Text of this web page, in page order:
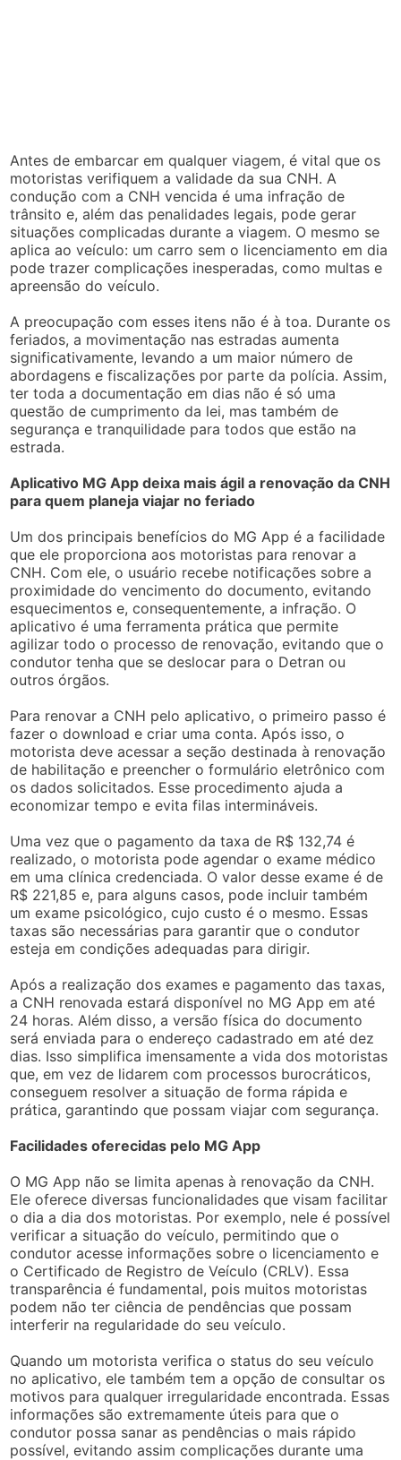
Antes de embarcar em qualquer viagem, é vital que os
motoristas verifiquem a validade da sua CNH. A
condução com a CNH vencida é uma infração de
trânsito e, além das penalidades legais, pode gerar
situações complicadas durante a viagem. O mesmo se
aplica ao veículo: um carro sem o licenciamento em dia
pode trazer complicações inesperadas, como multas e
apreensão do veículo.
A preocupação com esses itens não é à toa. Durante os
feriados, a movimentação nas estradas aumenta
significativamente, levando a um maior número de
abordagens e fiscalizações por parte da polícia. Assim,
ter toda a documentação em dias não é só uma
questão de cumprimento da lei, mas também de
segurança e tranquilidade para todos que estão na
estrada.
Aplicativo MG App deixa mais ágil a renovação da CNH
para quem planeja viajar no feriado
Um dos principais benefícios do MG App é a facilidade
que ele proporciona aos motoristas para renovar a
CNH. Com ele, o usuário recebe notificações sobre a
proximidade do vencimento do documento, evitando
esquecimentos e, consequentemente, a infração. O
aplicativo é uma ferramenta prática que permite
agilizar todo o processo de renovação, evitando que o
condutor tenha que se deslocar para o Detran ou
outros órgãos.
Para renovar a CNH pelo aplicativo, o primeiro passo é
fazer o download e criar uma conta. Após isso, o
motorista deve acessar a seção destinada à renovação
de habilitação e preencher o formulário eletrônico com
os dados solicitados. Esse procedimento ajuda a
economizar tempo e evita filas intermináveis.
Uma vez que o pagamento da taxa de R$ 132,74 é
realizado, o motorista pode agendar o exame médico
em uma clínica credenciada. O valor desse exame é de
R$ 221,85 e, para alguns casos, pode incluir também
um exame psicológico, cujo custo é o mesmo. Essas
taxas são necessárias para garantir que o condutor
esteja em condições adequadas para dirigir.
Após a realização dos exames e pagamento das taxas,
a CNH renovada estará disponível no MG App em até
24 horas. Além disso, a versão física do documento
será enviada para o endereço cadastrado em até dez
dias. Isso simplifica imensamente a vida dos motoristas
que, em vez de lidarem com processos burocráticos,
conseguem resolver a situação de forma rápida e
prática, garantindo que possam viajar com segurança.
Facilidades oferecidas pelo MG App
O MG App não se limita apenas à renovação da CNH.
Ele oferece diversas funcionalidades que visam facilitar
o dia a dia dos motoristas. Por exemplo, nele é possível
verificar a situação do veículo, permitindo que o
condutor acesse informações sobre o licenciamento e
o Certificado de Registro de Veículo (CRLV). Essa
transparência é fundamental, pois muitos motoristas
podem não ter ciência de pendências que possam
interferir na regularidade do seu veículo.
Quando um motorista verifica o status do seu veículo
no aplicativo, ele também tem a opção de consultar os
motivos para qualquer irregularidade encontrada. Essas
informações são extremamente úteis para que o
condutor possa sanar as pendências o mais rápido
possível, evitando assim complicações durante uma